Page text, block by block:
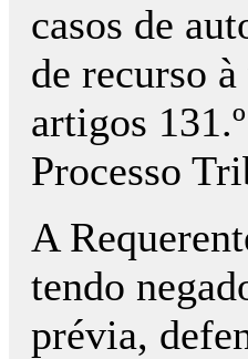
casos de
de recurso
artigos
Processo
A
tendo
prévia,